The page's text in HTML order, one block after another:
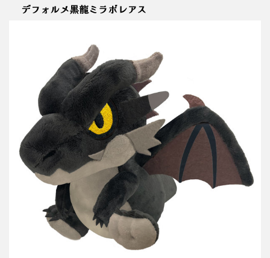
デフォルメ黒龍ミラボレアス